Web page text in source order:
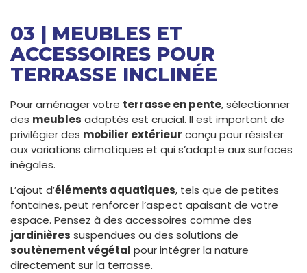
03 | MEUBLES ET
ACCESSOIRES POUR
TERRASSE INCLINÉE
Pour aménager votre terrasse en pente, sélectionner
des meubles adaptés est crucial. Il est important de
privilégier des mobilier extérieur conçu pour résister
aux variations climatiques et qui s’adapte aux surfaces
inégales.
L’ajout d’éléments aquatiques, tels que de petites
fontaines, peut renforcer l’aspect apaisant de votre
espace. Pensez à des accessoires comme des
jardinières suspendues ou des solutions de
soutènement végétal pour intégrer la nature
directement sur la terrasse.